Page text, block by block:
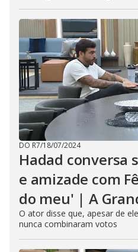
DO R7/18/07/2024
Hadad conversa
e amizade com
do meu' | A
O ator disse que, apesar de
nunca combinaram votos